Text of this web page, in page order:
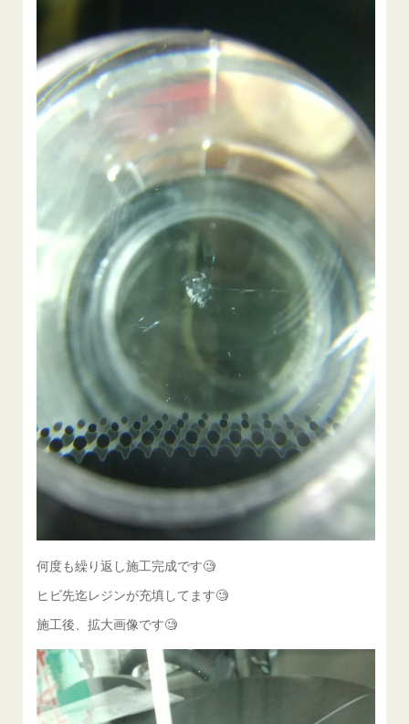
何度も繰り返し施工完成です🧐
ヒビ先迄レジンが充填してます🧐
施工後、拡大画像です🧐